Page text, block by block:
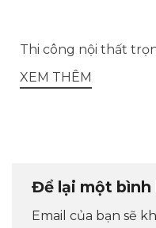
Thi công nội thất
XEM THÊM
Để lại một bình
Email của bạn sẽ